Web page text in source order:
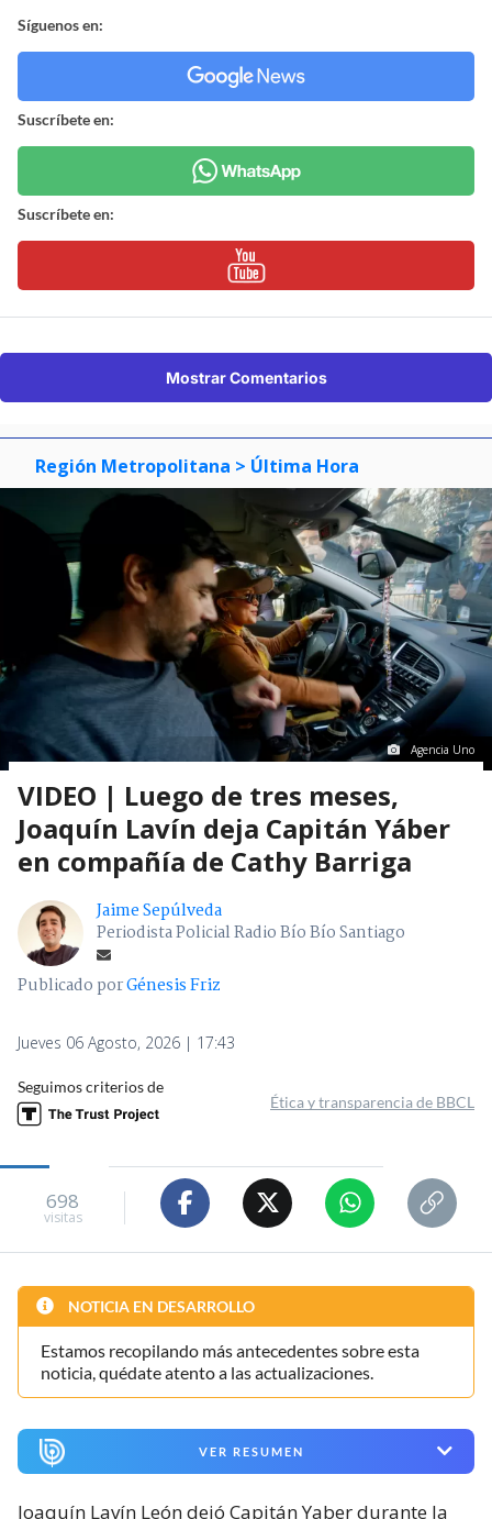
Síguenos en:
Suscríbete en:
Suscríbete en:
Mostrar Comentarios
Región Metropolitana > Última Hora
Agencia Uno
VIDEO | Luego de tres meses,
Joaquín Lavín deja Capitán Yáber
en compañía de Cathy Barriga
Jaime Sepúlveda
Periodista Policial Radio Bío Bío Santiago
Publicado porGénesis Friz
Jueves 06 Agosto, 2026 | 17:43
Seguimos criterios de
Ética y transparencia de BBCL
698
visitas
NOTICIA EN DESARROLLO
Estamos recopilando más antecedentes sobre esta
noticia, quédate atento a las actualizaciones.
VER RESUMEN
Joaquín Lavín León dejó Capitán Yaber durante la